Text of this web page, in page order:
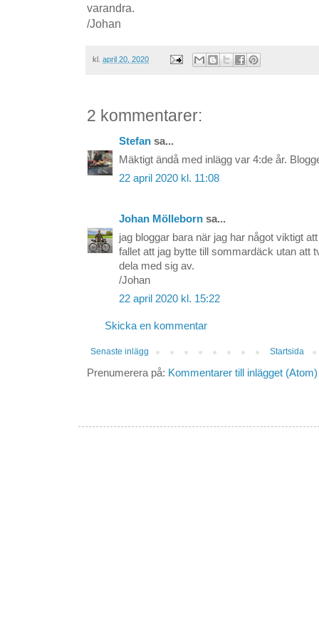
varandra.
/Johan
kl. april 20, 2020
2 kommentarer:
Stefan sa...
Mäktigt ändå med inlägg var 4:de år.
22 april 2020 kl. 11:08
Johan Mölleborn sa...
jag bloggar bara när jag har något viktigt
fallet att jag bytte till sommardäck utan att
dela med sig av.
/Johan
22 april 2020 kl. 15:22
Skicka en kommentar
Senaste inlägg Startsida
Prenumerera på: Kommentarer till inlägget (Atom)